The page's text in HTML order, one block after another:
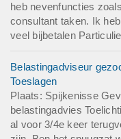
heb nevenfuncties
consultant taken. Ik
veel bijbetalen
Belastingadviseur
Toeslagen
Plaats: Spijkenisse
belastingadvies
al voor 3/4e keer